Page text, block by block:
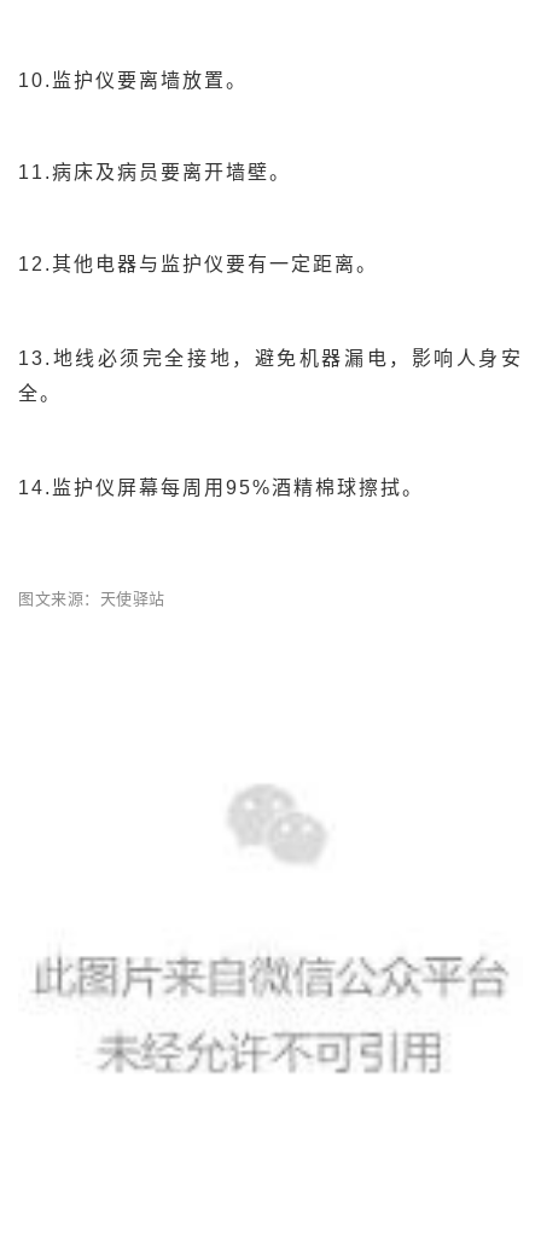
10.监护仪要离墙放置。
11.病床及病员要离开墙壁。
12.其他电器与监护仪要有一定距离。
13.地线必须完全接地，避免机器漏电，影响人身安
全。
14.监护仪屏幕每周用95%酒精棉球擦拭。
图文来源：天使驿站